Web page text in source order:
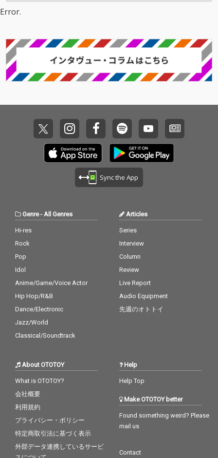
Error.
Sync the App
Genre- All Genres
Hi-res
Rock
Pop
Idol
Anime/Game/Voice Actor
Hip Hop/R&B
Dance/Electronic
Jazz/World
Classical/Soundtrack
Articles
Series
Interview
Column
Review
Live Report
Audio Equipment
先週のオトトイ
About OTOTOY
What is OTOTOY?
会社概要
利用規約
プライバシー・ポリシー
特定商取引法に基づく表示
外部データ連携しているサービ
Help
Help Top
Make OTOTOY better
Found something weird? Please
mail us
Contact